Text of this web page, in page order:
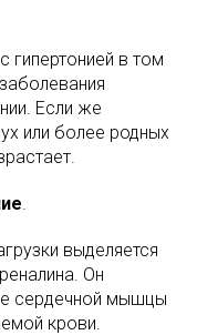
гипертонией в том
Если же
или более родных
.
выделяется
Он
сердечной мышцы
крови.